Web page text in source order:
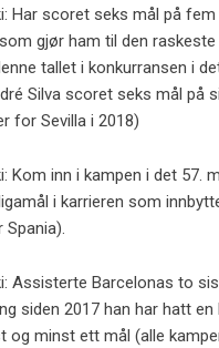
Har scoret seks mål på fem
gjør ham til den raskeste
tallet i konkurransen i
Silva scoret seks mål på
for Sevilla i 2018)
Kom inn i kampen i det 57.
i karrieren som
Spania).
Assisterte Barcelonas to
siden 2017 han har hatt en
og minst ett mål (alle